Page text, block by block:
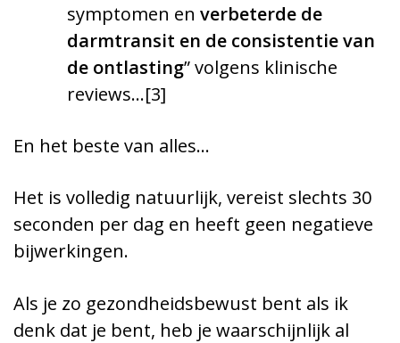
symptomen en verbeterde de
darmtransit en de consistentie van
de ontlasting” volgens klinische
reviews…[3]
En het beste van alles…
Het is volledig natuurlijk, vereist slechts 30
seconden per dag en heeft geen negatieve
bijwerkingen.
Als je zo gezondheidsbewust bent als ik
denk dat je bent, heb je waarschijnlijk al